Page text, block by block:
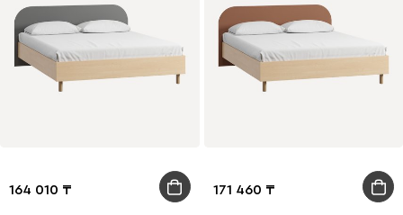
164 010 171 460